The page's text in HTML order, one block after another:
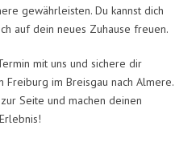
gewährleisten. Du kannst dich
auf dein neues Zuhause freuen.
mit uns und sichere dir
Freiburg im Breisgau nach Almere.
Seite und machen deinen